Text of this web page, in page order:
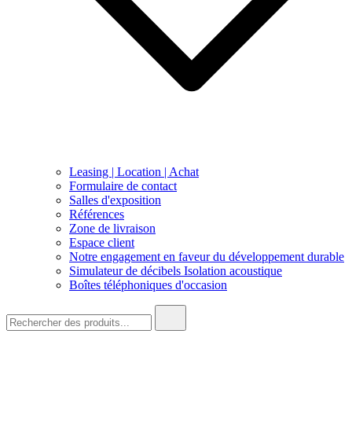
Leasing | Location | Achat
Formulaire de contact
Salles d'exposition
Références
Zone de livraison
Espace client
Notre engagement en faveur du développement durable
Simulateur de décibels Isolation acoustique
Boîtes téléphoniques d'occasion
de